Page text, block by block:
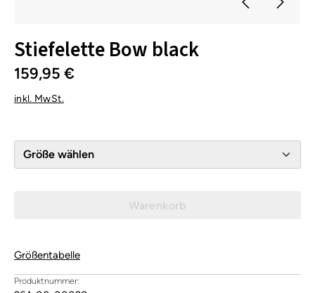
Stiefelette Bow black
159,95 €
inkl. MwSt.
Größe wählen
Warenkorb
Größentabelle
Produktnummer: